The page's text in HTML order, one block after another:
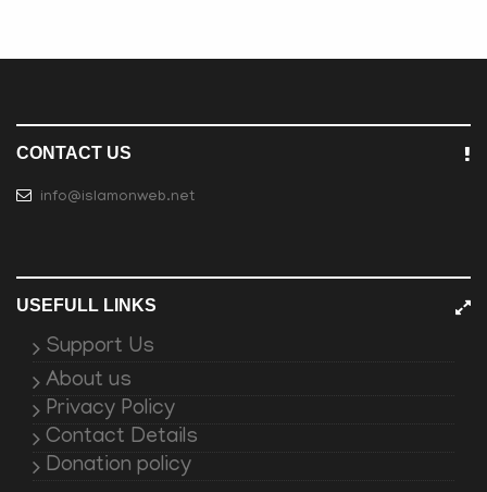
CONTACT US
info@islamonweb.net
USEFULL LINKS
Support Us
About us
Privacy Policy
Contact Details
Donation policy